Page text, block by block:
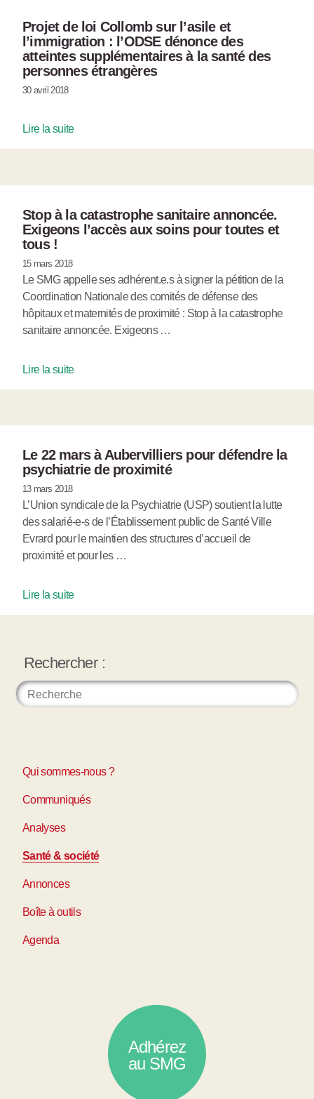
Projet de loi Collomb sur l’asile et
l’immigration : l’ODSE dénonce des
atteintes supplémentaires à la santé des
personnes étrangères
30 avril 2018
Lire la suite
Stop à la catastrophe sanitaire annoncée.
Exigeons l’accès aux soins pour toutes et
tous !
15 mars 2018
Le SMG appelle ses adhérent.e.s à signer la pétition de la
Coordination Nationale des comités de défense des
hôpitaux et maternités de proximité : Stop à la catastrophe
sanitaire annoncée. Exigeons …
Lire la suite
Le 22 mars à Aubervilliers pour défendre la
psychiatrie de proximité
13 mars 2018
L’Union syndicale de la Psychiatrie (USP) soutient la lutte
des salarié-e-s de l’Établissement public de Santé Ville
Evrard pour le maintien des structures d’accueil de
proximité et pour les …
Lire la suite
Rechercher :
Qui sommes-nous ?
Communiqués
Analyses
Santé & société
Annonces
Boîte à outils
Agenda
Adhérez
au SMG